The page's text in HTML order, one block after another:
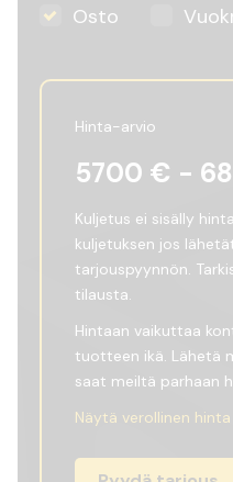
Osto
Hinta-arvio
5700 € -
Kuljetus ei sisälly
kuljetuksen jos
tarjouspyynnön.
tilausta.
Hintaan vaikuttaa
tuotteen ikä. Lähetä
saat meiltä parhaan
Näytä verollinen hinta